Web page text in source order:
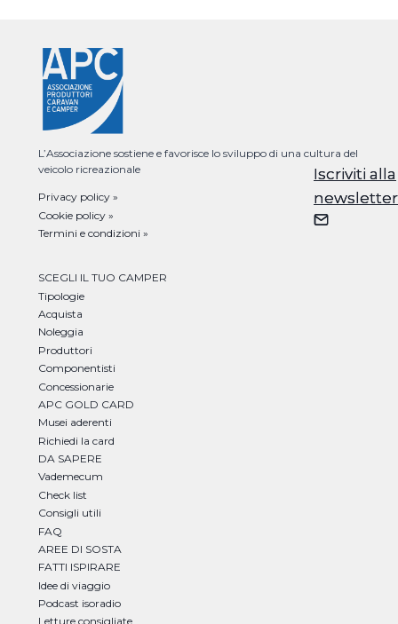
Iscriviti alla
newsletter
L’Associazione sostiene e favorisce lo sviluppo di una cultura del
veicolo ricreazionale
Privacy policy »
Cookie policy »
Termini e condizioni »
SCEGLI IL TUO CAMPER
Tipologie
Acquista
Noleggia
Produttori
Componentisti
Concessionarie
APC GOLD CARD
Musei aderenti
Richiedi la card
DA SAPERE
Vademecum
Check list
Consigli utili
FAQ
AREE DI SOSTA
FATTI ISPIRARE
Idee di viaggio
Podcast isoradio
Letture consigliate
Iscriviti alla
newsletter